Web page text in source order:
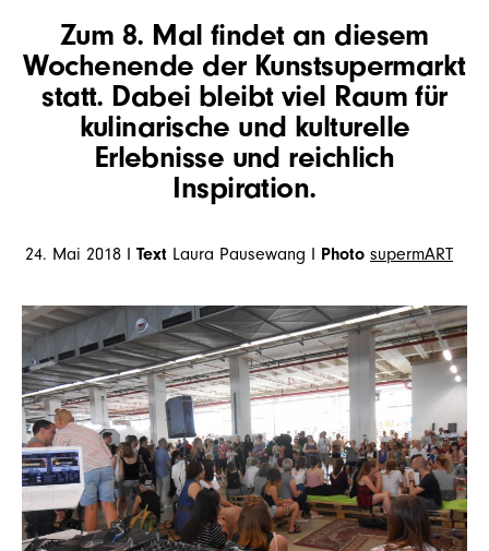
Zum 8. Mal findet an diesem
Wochenende der Kunstsupermarkt
statt. Dabei bleibt viel Raum für
kulinarische und kulturelle
Erlebnisse und reichlich
Inspiration.
24. Mai 2018 I Text Laura Pausewang I Photo supermART